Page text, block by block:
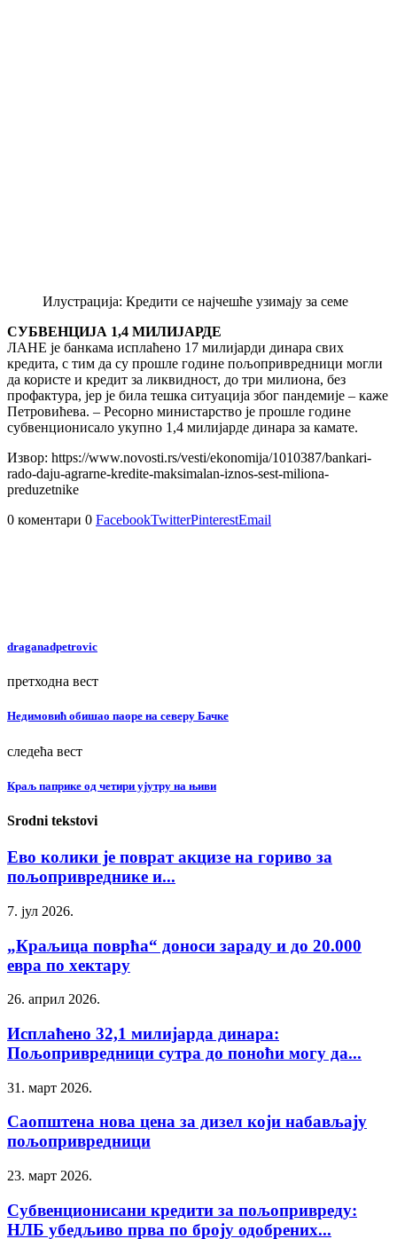
Илустрација: Кредити се најчешће узимају за семе
СУБВЕНЦИЈА 1,4 МИЛИЈАРДЕ
ЛАНЕ је банкама исплаћено 17 милијарди динара свих
кредита, с тим да су прошле године пољопривредници могли
да користе и кредит за ликвидност, до три милиона, без
профактура, јер је била тешка ситуација због пандемије – каже
Петровићева. – Ресорно министарство је прошле године
субвенционисало укупно 1,4 милијарде динара за камате.
Извор: https://www.novosti.rs/vesti/ekonomija/1010387/bankari-
rado-daju-agrarne-kredite-maksimalan-iznos-sest-miliona-
preduzetnike
0 коментари 0 FacebookTwitterPinterestEmail
draganadpetrovic
претходна вест
Недимовић обишао паоре на северу Бачке
следећа вест
Краљ паприке од четири ујутру на њиви
Srodni tekstovi
Ево колики је поврат акцизе на гориво за
пољопривреднике и...
7. јул 2026.
„Краљица поврћа“ доноси зараду и до 20.000
евра по хектару
26. април 2026.
Исплаћено 32,1 милијарда динара:
Пољопривредници сутра до поноћи могу да...
31. март 2026.
Саопштена нова цена за дизел који набављају
пољопривредници
23. март 2026.
Субвенционисани кредити за пољопривреду:
НЛБ убедљиво прва по броју одобрених...